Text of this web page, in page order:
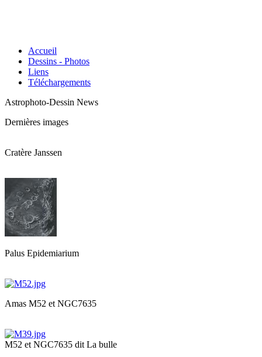
Accueil
Dessins - Photos
Liens
Téléchargements
Astrophoto-Dessin News
Dernières images
Cratère Janssen
Palus Epidemiarium
Amas M52 et NGC7635
M52 et NGC7635 dit La bulle